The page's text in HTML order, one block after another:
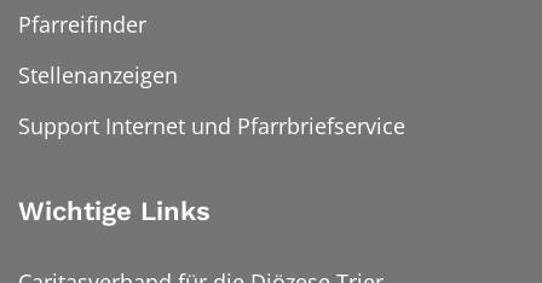
Pfarreifinder
Stellenanzeigen
Support Internet und Pfarrbriefservice
Wichtige Links